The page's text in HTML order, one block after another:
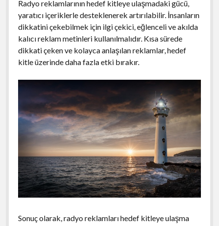
Radyo reklamlarının hedef kitleye ulaşmadaki gücü,
yaratıcı içeriklerle desteklenerek artırılabilir. İnsanların
dikkatini çekebilmek için ilgi çekici, eğlenceli ve akılda
kalıcı reklam metinleri kullanılmalıdır. Kısa sürede
dikkati çeken ve kolayca anlaşılan reklamlar, hedef
kitle üzerinde daha fazla etki bırakır.
Sonuç olarak, radyo reklamları hedef kitleye ulaşma